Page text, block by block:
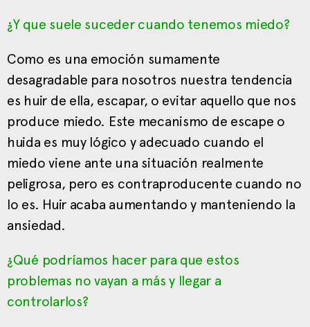
¿Y que suele suceder cuando tenemos miedo?
Como es una emoción sumamente
desagradable para nosotros nuestra tendencia
es huir de ella, escapar, o evitar aquello que nos
produce miedo. Este mecanismo de escape o
huida es muy lógico y adecuado cuando el
miedo viene ante una situación realmente
peligrosa, pero es contraproducente cuando no
lo es. Huir acaba aumentando y manteniendo la
ansiedad.
¿Qué podríamos hacer para que estos
problemas no vayan a más y llegar a
controlarlos?